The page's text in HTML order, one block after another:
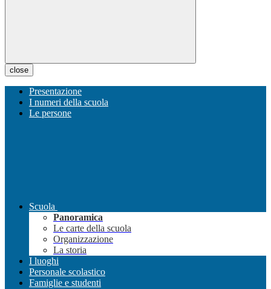
close
Presentazione
I numeri della scuola
Le persone
Scuola
Panoramica
Le carte della scuola
Organizzazione
La storia
I luoghi
Personale scolastico
Famiglie e studenti